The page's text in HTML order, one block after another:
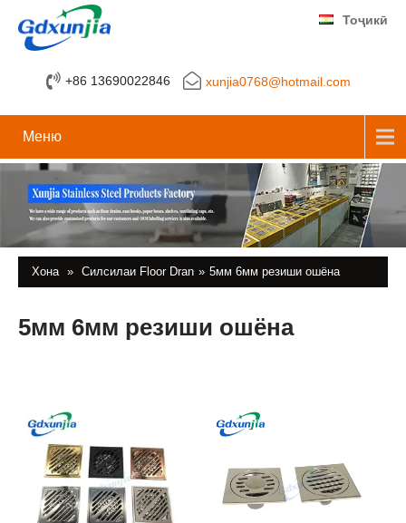
+86 13690022846 xunjia0768@hotmail.com
Тоҷикӣ
Меню
Хона » Силсилаи Floor Dran » 5мм 6мм резиши ошёна
5мм 6мм резиши ошёна